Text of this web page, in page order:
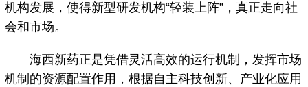
机构发展，使得新型研发机构“轻装上阵”，真正走向社
会和市场。
海西新药正是凭借灵活高效的运行机制，发挥市场
机制的资源配置作用，根据自主科技创新、产业化应用